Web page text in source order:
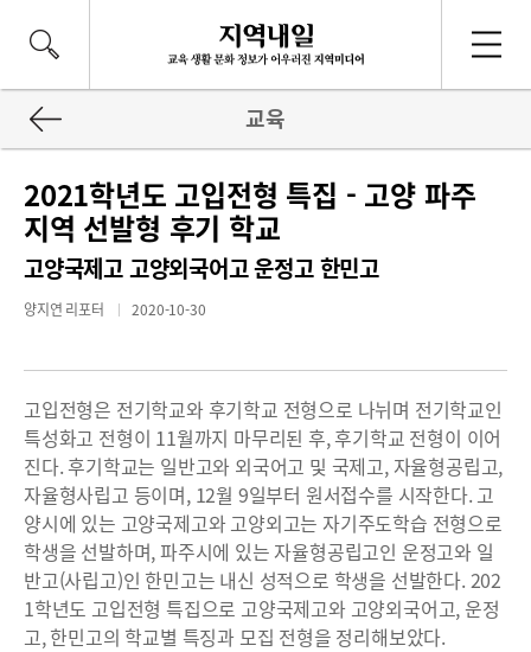
교육
2021학년도 고입전형 특집 - 고양 파주
지역 선발형 후기 학교
고양국제고 고양외국어고 운정고 한민고
양지연 리포터 2020-10-30
고입전형은 전기학교와 후기학교 전형으로 나뉘며 전기학교인
특성화고 전형이 11월까지 마무리된 후, 후기학교 전형이 이어
진다. 후기학교는 일반고와 외국어고 및 국제고, 자율형공립고,
자율형사립고 등이며, 12월 9일부터 원서접수를 시작한다. 고
양시에 있는 고양국제고와 고양외고는 자기주도학습 전형으로
학생을 선발하며, 파주시에 있는 자율형공립고인 운정고와 일
반고(사립고)인 한민고는 내신 성적으로 학생을 선발한다. 202
1학년도 고입전형 특집으로 고양국제고와 고양외국어고, 운정
고, 한민고의 학교별 특징과 모집 전형을 정리해보았다.